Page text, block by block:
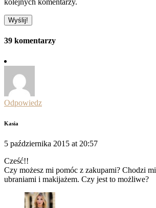
kolejnych komentarzy.
39 komentarzy
Odpowiedz
Kasia
5 października 2015 at 20:57
Cześć!!
Czy możesz mi pomóc z zakupami? Chodzi
ubraniami i makijażem. Czy jest to możliwe?